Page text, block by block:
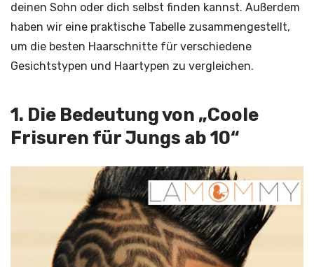
deinen Sohn oder dich selbst finden kannst. Außerdem
haben wir eine praktische Tabelle zusammengestellt,
um die besten Haarschnitte für verschiedene
Gesichtstypen und Haartypen zu vergleichen.
1. Die Bedeutung von „Coole
Frisuren für Jungs ab 10“